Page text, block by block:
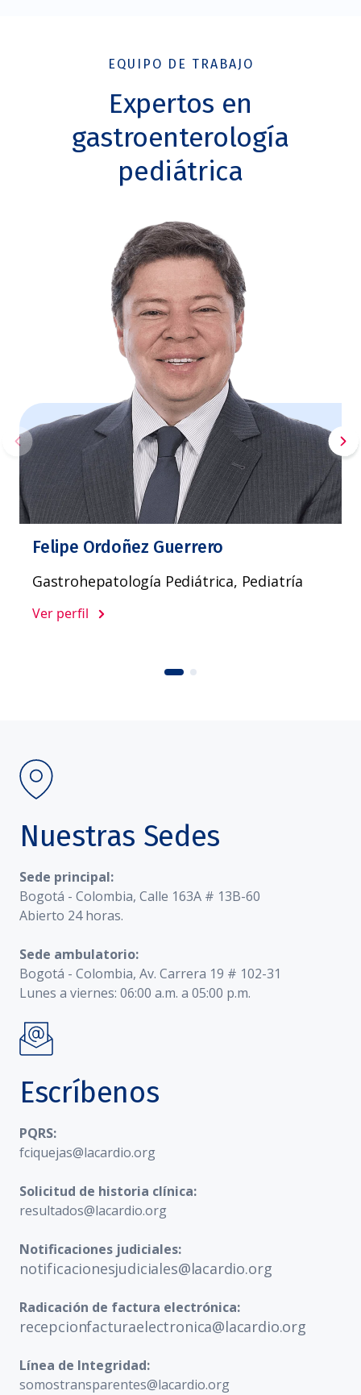
EQUIPO DE TRABAJO
Expertos en
gastroenterología
pediátrica
Felipe Ordoñez Guerrero
Gastrohepatología Pediátrica, Pediatría
Ver perfil
Nuestras Sedes
Sede principal:
Bogotá - Colombia, Calle 163A # 13B-60
Abierto 24 horas.
Sede ambulatorio:
Bogotá - Colombia, Av. Carrera 19 # 102-31
Lunes a viernes: 06:00 a.m. a 05:00 p.m.
Escríbenos
PQRS:
fciquejas@lacardio.org
Solicitud de historia clínica:
resultados@lacardio.org
Notificaciones judiciales:
notificacionesjudiciales@lacardio.org
Radicación de factura electrónica:
recepcionfacturaelectronica@lacardio.org
Línea de Integridad:
somostransparentes@lacardio.org